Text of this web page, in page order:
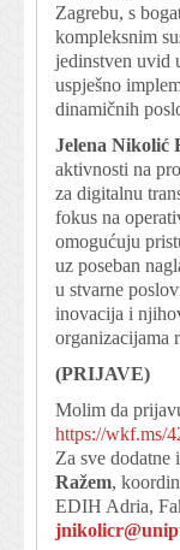
Zagrebu, s
kompleksnim
jedinstven uvid
uspješno
dinamičnih
Jelena Nikolić
aktivnosti na
za digitalnu
fokus na
omogućuju
uz poseban
u stvarne
inovacija i
organizacijama
(PRIJAVE)
Molim da
https://wkf.ms/
Za sve dodatne
Ražem,
EDIH Adria,